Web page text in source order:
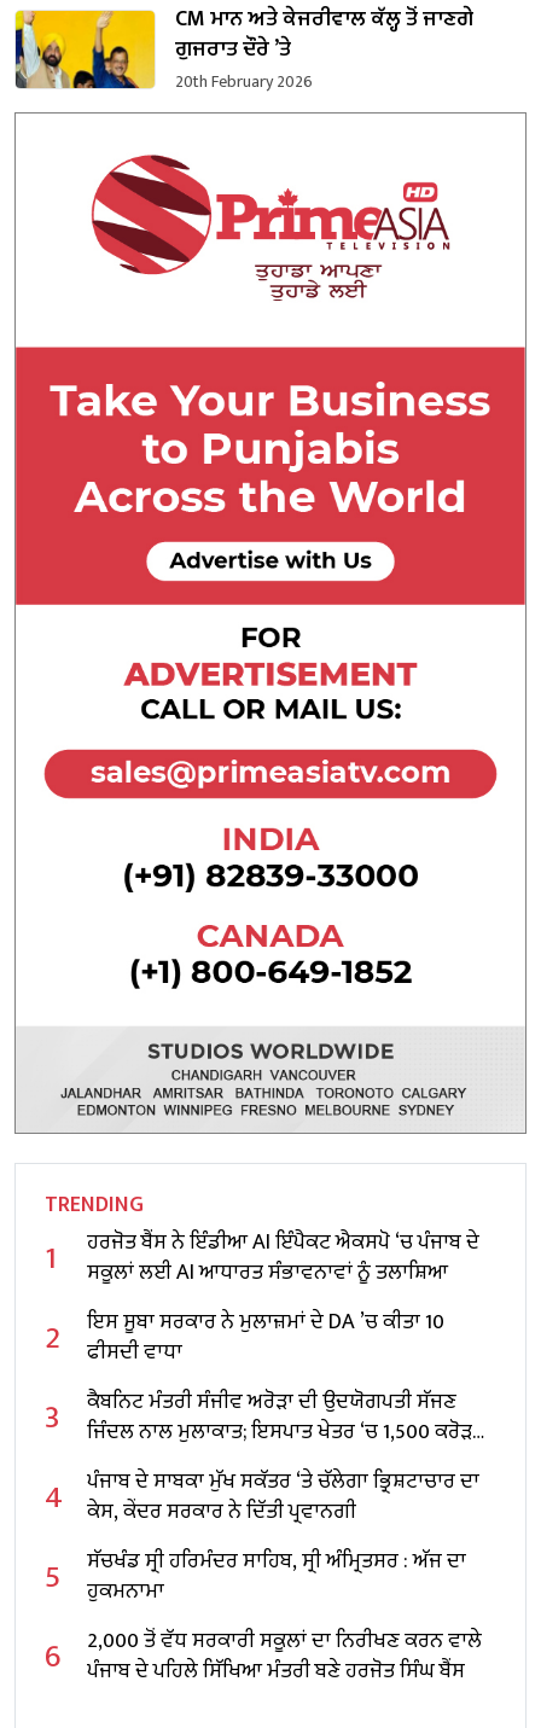
CM ਮਾਨ ਅਤੇ ਕੇਜਰੀਵਾਲ ਕੱਲ੍ਹ ਤੋਂ ਜਾਣਗੇ
ਗੁਜਰਾਤ ਦੌਰੇ ’ਤੇ
20th February 2026
TRENDING
1
ਹਰਜੋਤ ਬੈਂਸ ਨੇ ਇੰਡੀਆ AI ਇੰਪੈਕਟ ਐਕਸਪੋ ‘ਚ ਪੰਜਾਬ ਦੇ
ਸਕੂਲਾਂ ਲਈ AI ਆਧਾਰਤ ਸੰਭਾਵਨਾਵਾਂ ਨੂੰ ਤਲਾਸ਼ਿਆ
2
ਇਸ ਸੂਬਾ ਸਰਕਾਰ ਨੇ ਮੁਲਾਜ਼ਮਾਂ ਦੇ DA ’ਚ ਕੀਤਾ 10
ਫੀਸਦੀ ਵਾਧਾ
3
ਕੈਬਨਿਟ ਮੰਤਰੀ ਸੰਜੀਵ ਅਰੋੜਾ ਦੀ ਉਦਯੋਗਪਤੀ ਸੱਜਣ
ਜਿੰਦਲ ਨਾਲ ਮੁਲਾਕਾਤ; ਇਸਪਾਤ ਖੇਤਰ ‘ਚ ₹1,500 ਕਰੋੜ
ਨਿਵੇਸ਼ ਦਾ ਐਲਾਨ
4
ਪੰਜਾਬ ਦੇ ਸਾਬਕਾ ਮੁੱਖ ਸਕੱਤਰ ‘ਤੇ ਚੱਲੇਗਾ ਭ੍ਰਿਸ਼ਟਾਚਾਰ ਦਾ
ਕੇਸ, ਕੇਂਦਰ ਸਰਕਾਰ ਨੇ ਦਿੱਤੀ ਪ੍ਰਵਾਨਗੀ
5
ਸੱਚਖੰਡ ਸ੍ਰੀ ਹਰਿਮੰਦਰ ਸਾਹਿਬ, ਸ੍ਰੀ ਅੰਮ੍ਰਿਤਸਰ : ਅੱਜ ਦਾ
ਹੁਕਮਨਾਮਾ
6
2,000 ਤੋਂ ਵੱਧ ਸਰਕਾਰੀ ਸਕੂਲਾਂ ਦਾ ਨਿਰੀਖਣ ਕਰਨ ਵਾਲੇ
ਪੰਜਾਬ ਦੇ ਪਹਿਲੇ ਸਿੱਖਿਆ ਮੰਤਰੀ ਬਣੇ ਹਰਜੋਤ ਸਿੰਘ ਬੈਂਸ